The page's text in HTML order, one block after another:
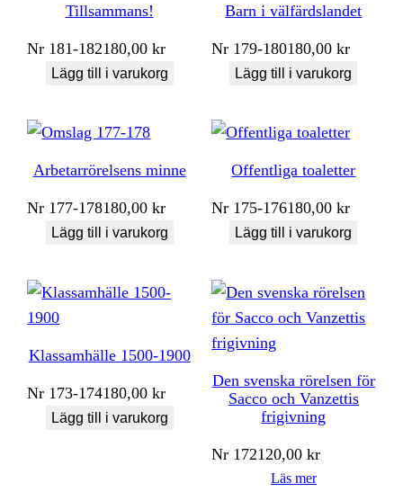
Tillsammans!
Nr 181-182180,00kr
Lägg till i varukorg
Barn i välfärdslandet
Nr 179-180180,00kr
Lägg till i varukorg
Arbetarrörelsens minne
Nr 177-178180,00kr
Lägg till i varukorg
Offentliga toaletter
Nr 175-176180,00kr
Lägg till i varukorg
Klassamhälle 1500-1900
Nr 173-174180,00kr
Lägg till i varukorg
Den svenska rörelsen för
Sacco och Vanzettis
frigivning
Nr 172120,00kr
Läs mer